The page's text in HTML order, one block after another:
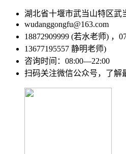
湖北省十堰市武当山特区武
wudanggongfu@163.com
18872909999 (若水老师) ，
13677195557 静明老师)
咨询时间：08:00—22:00
扫码关注微信公众号，了解